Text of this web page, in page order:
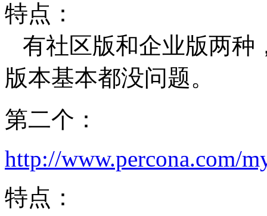
特点：
有社区版和企业版两种
版本基本都没问题。
第二个：
http://www.percona.com/
特点：